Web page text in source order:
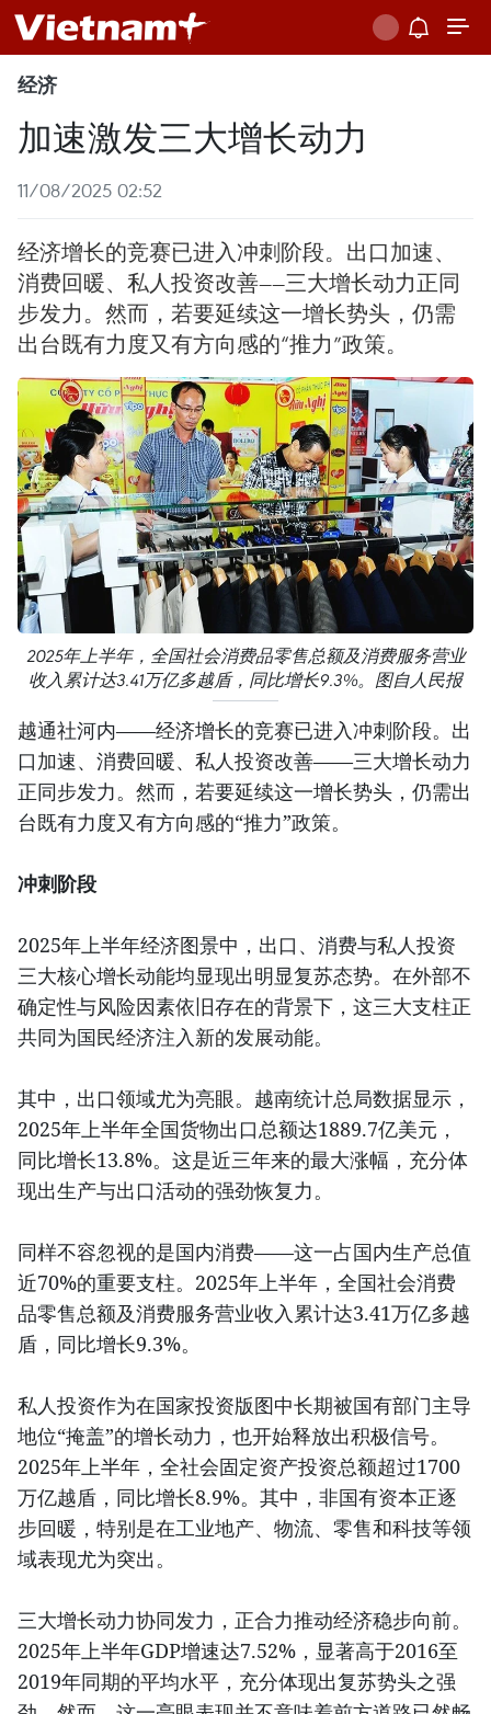
经济
加速激发三大增长动力
11/08/2025 02:52
经济增长的竞赛已进入冲刺阶段。出口加速、
消费回暖、私人投资改善——三大增长动力正同
步发力。然而，若要延续这一增长势头，仍需
出台既有力度又有方向感的“推力”政策。
2025年上半年，全国社会消费品零售总额及消费服务营业
收入累计达3.41万亿多越盾，同比增长9.3%。图自人民报
越通社河内——经济增长的竞赛已进入冲刺阶段。出
口加速、消费回暖、私人投资改善——三大增长动力
正同步发力。然而，若要延续这一增长势头，仍需出
台既有力度又有方向感的“推力”政策。
冲刺阶段
2025年上半年经济图景中，出口、消费与私人投资
三大核心增长动能均显现出明显复苏态势。在外部不
确定性与风险因素依旧存在的背景下，这三大支柱正
共同为国民经济注入新的发展动能。
其中，出口领域尤为亮眼。越南统计总局数据显示，
2025年上半年全国货物出口总额达1889.7亿美元，
同比增长13.8%。这是近三年来的最大涨幅，充分体
现出生产与出口活动的强劲恢复力。
同样不容忽视的是国内消费——这一占国内生产总值
近70%的重要支柱。2025年上半年，全国社会消费
品零售总额及消费服务营业收入累计达3.41万亿多越
盾，同比增长9.3%。
私人投资作为在国家投资版图中长期被国有部门主导
地位“掩盖”的增长动力，也开始释放出积极信号。
2025年上半年，全社会固定资产投资总额超过1700
万亿越盾，同比增长8.9%。其中，非国有资本正逐
步回暖，特别是在工业地产、物流、零售和科技等领
域表现尤为突出。
三大增长动力协同发力，正合力推动经济稳步向前。
2025年上半年GDP增速达7.52%，显著高于2016至
2019年同期的平均水平，充分体现出复苏势头之强